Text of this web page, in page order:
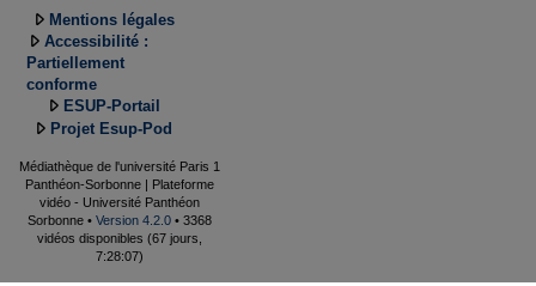
Mentions légales
Accessibilité :
Partiellement
conforme
ESUP-Portail
Projet Esup-Pod
Médiathèque de l'université Paris 1
Panthéon-Sorbonne | Plateforme
vidéo - Université Panthéon
Sorbonne • Version 4.2.0 • 3368
vidéos disponibles (67 jours,
7:28:07)